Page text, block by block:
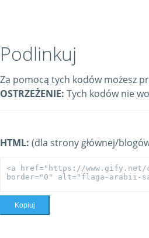
Podlinkuj
Za pomocą tych kodów możesz
OSTRZEŻENIE: Tych kodów nie
HTML: (dla strony głównej/
Kopiuj